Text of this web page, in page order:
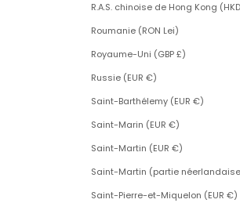
R.A.S. chinoise de Hong Kong
Roumanie (RON Lei)
Royaume-Uni (GBP £)
Russie (EUR €)
Saint-Barthélemy (EUR €)
Saint-Marin (EUR €)
Saint-Martin (EUR €)
Saint-Martin (partie
Saint-Pierre-et-Miquelon (EUR €)